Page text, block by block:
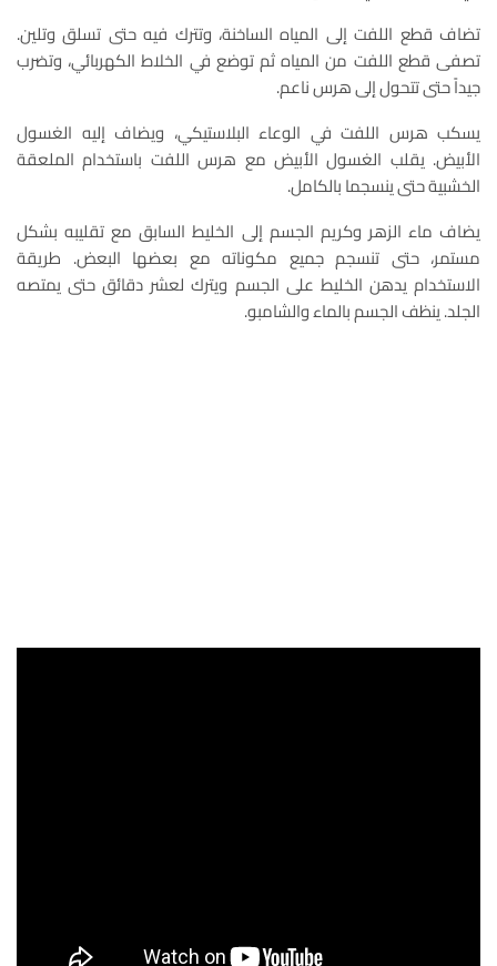
تضاف قطع اللفت إلى المياه الساخنة، وتترك فيه حتى تسلق وتلين.
تصفى قطع اللفت من المياه ثم توضع في الخلاط الكهربائي، وتضرب
جيداً حتى تتحول إلى هرس ناعم.
يسكب هرس اللفت في الوعاء البلاستيكي، ويضاف إليه الغسول
الأبيض. يقلب الغسول الأبيض مع هرس اللفت باستخدام الملعقة
الخشبية حتى ينسجما بالكامل.
يضاف ماء الزهر وكريم الجسم إلى الخليط السابق مع تقليبه بشكل
مستمر، حتى تنسجم جميع مكوناته مع بعضها البعض. طريقة
الاستخدام يدهن الخليط على الجسم ويترك لعشر دقائق حتى يمتصه
الجلد. ينظف الجسم بالماء والشامبو.